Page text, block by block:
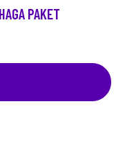
PAKET